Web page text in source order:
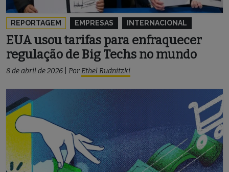
REPORTAGEM EMPRESAS INTERNACIONAL
EUA usou tarifas para enfraquecer
regulação de Big Techs no mundo
8 de abril de 2026 PorEthel Rudnitzki